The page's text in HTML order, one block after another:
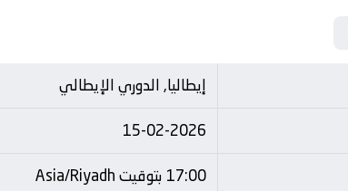
إيطاليا, الدوري الإيطالي
15-02-2026
17:00 بتوقيت Asia/Riyadh